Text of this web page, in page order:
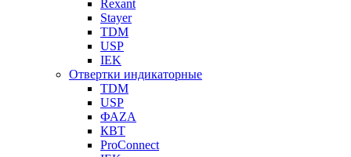
Rexant
Stayer
TDM
USP
IEK
Отвертки индикаторные
TDM
USP
ФАZА
КВТ
ProConnect